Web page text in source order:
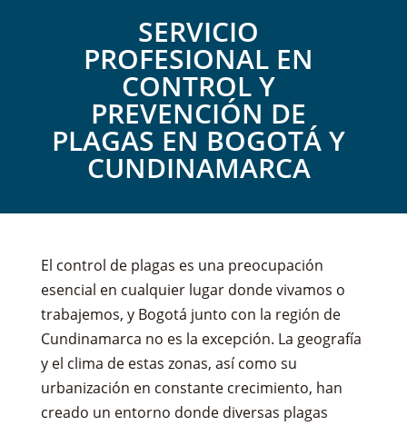
SERVICIO
PROFESIONAL EN
CONTROL Y
PREVENCIÓN DE
PLAGAS EN BOGOTÁ Y
CUNDINAMARCA
El control de plagas es una preocupación
esencial en cualquier lugar donde vivamos o
trabajemos, y Bogotá junto con la región de
Cundinamarca no es la excepción. La geografía
y el clima de estas zonas, así como su
urbanización en constante crecimiento, han
creado un entorno donde diversas plagas